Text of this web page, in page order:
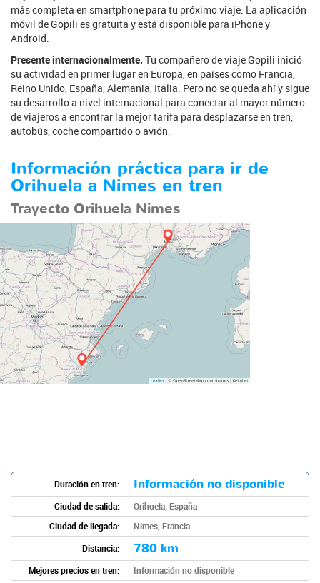
más completa en smartphone para tu próximo viaje. La aplicación
móvil de Gopili es gratuita y está disponible para iPhone y
Android.
Presente internacionalmente. Tu compañero de viaje Gopili inició
su actividad en primer lugar en Europa, en países como Francia,
Reino Unido, España, Alemania, Italia. Pero no se queda ahí y sigue
su desarrollo a nivel internacional para conectar al mayor número
de viajeros a encontrar la mejor tarifa para desplazarse en tren,
autobús, coche compartido o avión.
Información práctica para ir de
Orihuela a Nimes en tren
Trayecto Orihuela Nimes
Duración en tren: Información no disponible
Ciudad de salida:
Orihuela, España
Ciudad de llegada:
Nimes, Francia
Distancia:
780 km
Mejores precios en tren:
Información no disponible